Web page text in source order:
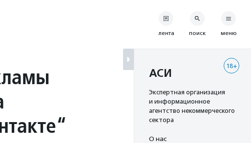
лента поиск меню
18+
АСИ
Экспертная организация
и информационное
агентство некоммерческого
сектора
О нас